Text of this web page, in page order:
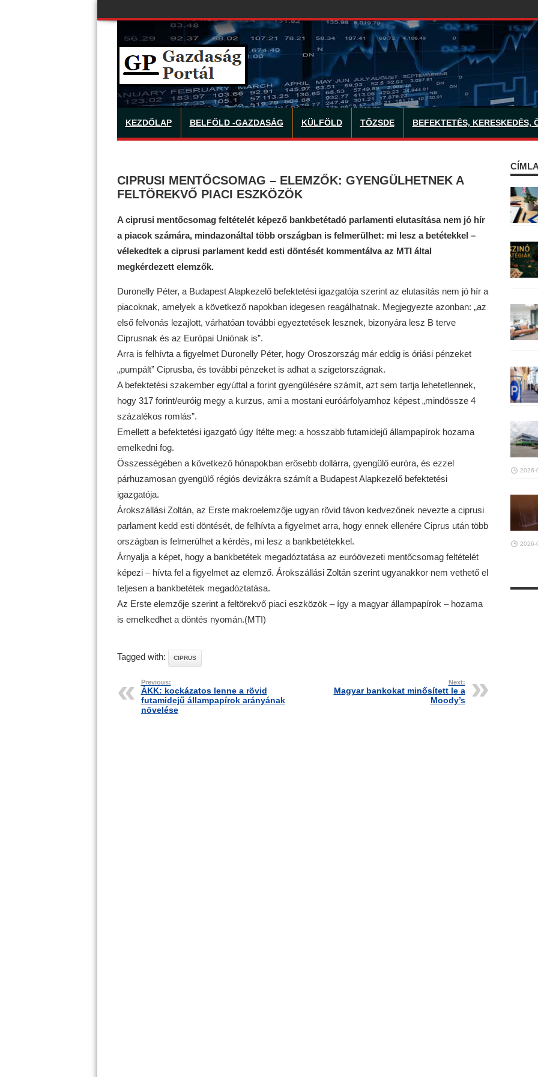
KEZDŐLAP BELFÖLD -GAZDASÁG KÜLFÖLD TŐZSDE BEFEKTETÉS, KERESKEDÉS,
CIPRUSI MENTŐCSOMAG – ELEMZŐK: GYENGÜLHETNEK A
FELTÖREKVŐ PIACI ESZKÖZÖK
A ciprusi mentőcsomag feltételét képező bankbetétadó parlamenti elutasítása nem jó hír
a piacok számára, mindazonáltal több országban is felmerülhet: mi lesz a betétekkel –
vélekedtek a ciprusi parlament kedd esti döntését kommentálva az MTI által
megkérdezett elemzők.
Duronelly Péter, a Budapest Alapkezelő befektetési igazgatója szerint az elutasítás nem jó hír a
piacoknak, amelyek a következő napokban idegesen reagálhatnak. Megjegyezte azonban: „az
első felvonás lezajlott, várhatóan további egyeztetések lesznek, bizonyára lesz B terve
Ciprusnak és az Európai Uniónak is”.
Arra is felhívta a figyelmet Duronelly Péter, hogy Oroszország már eddig is óriási pénzeket
„pumpált” Ciprusba, és további pénzeket is adhat a szigetországnak.
A befektetési szakember egyúttal a forint gyengülésére számít, azt sem tartja lehetetlennek,
hogy 317 forint/euróig megy a kurzus, ami a mostani euróárfolyamhoz képest „mindössze 4
százalékos romlás”.
Emellett a befektetési igazgató úgy ítélte meg: a hosszabb futamidejű állampapírok hozama
emelkedni fog.
Összességében a következő hónapokban erősebb dollárra, gyengülő euróra, és ezzel
párhuzamosan gyengülő régiós devizákra számít a Budapest Alapkezelő befektetési
igazgatója.
Árokszállási Zoltán, az Erste makroelemzője ugyan rövid távon kedvezőnek nevezte a ciprusi
parlament kedd esti döntését, de felhívta a figyelmet arra, hogy ennek ellenére Ciprus után több
országban is felmerülhet a kérdés, mi lesz a bankbetétekkel.
Árnyalja a képet, hogy a bankbetétek megadóztatása az euróövezeti mentőcsomag feltételét
képezi – hívta fel a figyelmet az elemző. Árokszállási Zoltán szerint ugyanakkor nem vethető el
teljesen a bankbetétek megadóztatása.
Az Erste elemzője szerint a feltörekvő piaci eszközök – így a magyar állampapírok – hozama
is emelkedhet a döntés nyomán.(MTI)
Tagged with: CIPRUS
Previous:
ÁKK: kockázatos lenne a rövid
futamidejű állampapírok arányának
növelése
Next:
Magyar bankokat minősített le a
Moody’s
2026-
2026-